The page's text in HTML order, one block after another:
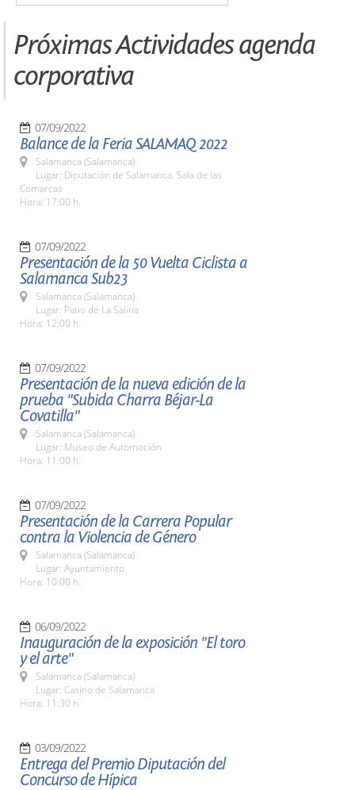
Próximas Actividades agenda
corporativa
07/09/2022
Balance de la Feria SALAMAQ 2022
Salamanca (Salamanca)
Lugar: Diputación de Salamanca. Sala de las
Comarcas
Hora: 17:00 h.
07/09/2022
Presentación de la 50 Vuelta Ciclista a
Salamanca Sub23
Salamanca (Salamanca)
Lugar: Patio de La Salina
Hora: 12:00 h.
07/09/2022
Presentación de la nueva edición de la
prueba "Subida Charra Béjar-La
Covatilla"
Salamanca (Salamanca)
Lugar: Museo de Automoción
Hora: 11:00 h.
07/09/2022
Presentación de la Carrera Popular
contra la Violencia de Género
Salamanca (Salamanca)
Lugar: Ayuntamiento
Hora: 10:00 h.
06/09/2022
Inauguración de la exposición "El toro
y el arte"
Salamanca (Salamanca)
Lugar: Casino de Salamanca
Hora: 11:30 h.
03/09/2022
Entrega del Premio Diputación del
Concurso de Hípica